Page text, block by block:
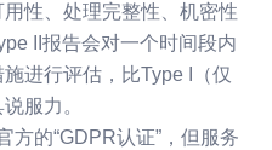
性、处理完整性、机密性
II报告会对一个时间段内
进行评估，比Type I（仅
服力。
方的“GDPR认证”，但服务